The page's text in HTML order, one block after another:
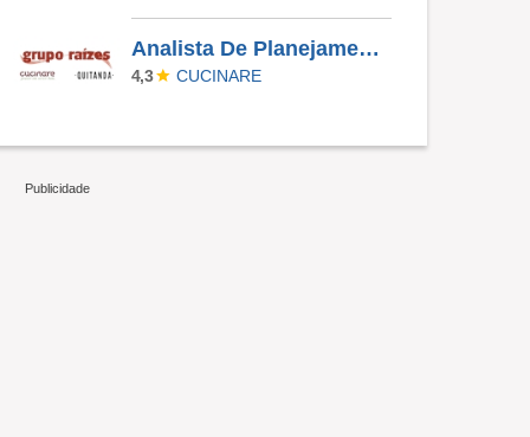
Analista De Planejamento De Cardápios Sr
4,3 CUCINARE